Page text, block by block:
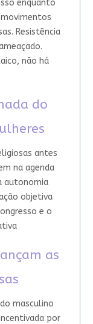
enquanto
Resistência
não há
do
antes
na agenda
autonomia
objetiva
e o
as
masculino
por